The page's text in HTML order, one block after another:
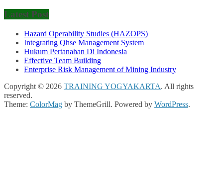
Latest Post
Hazard Operability Studies (HAZOPS)
Integrating Qhse Management System
Hukum Pertanahan Di Indonesia
Effective Team Building
Enterprise Risk Management of Mining Industry
Copyright © 2026 TRAINING YOGYAKARTA. All rights
reserved.
Theme: ColorMag by ThemeGrill. Powered by WordPress.